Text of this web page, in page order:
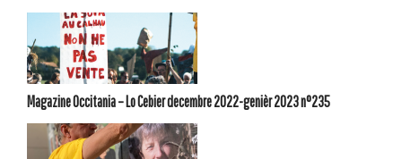
Magazine Occitania – Lo Cebier decembre 2022-genièr 2023 n°235